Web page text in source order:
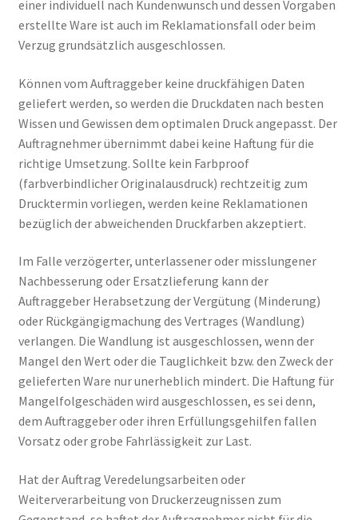
einer individuell nach Kundenwunsch und dessen Vorgaben
erstellte Ware ist auch im Reklamationsfall oder beim
Verzug grundsätzlich ausgeschlossen.
Können vom Auftraggeber keine druckfähigen Daten
geliefert werden, so werden die Druckdaten nach besten
Wissen und Gewissen dem optimalen Druck angepasst. Der
Auftragnehmer übernimmt dabei keine Haftung für die
richtige Umsetzung. Sollte kein Farbproof
(farbverbindlicher Originalausdruck) rechtzeitig zum
Drucktermin vorliegen, werden keine Reklamationen
bezüglich der abweichenden Druckfarben akzeptiert.
Im Falle verzögerter, unterlassener oder misslungener
Nachbesserung oder Ersatzlieferung kann der
Auftraggeber Herabsetzung der Vergütung (Minderung)
oder Rückgängigmachung des Vertrages (Wandlung)
verlangen. Die Wandlung ist ausgeschlossen, wenn der
Mangel den Wert oder die Tauglichkeit bzw. den Zweck der
gelieferten Ware nur unerheblich mindert. Die Haftung für
Mangelfolgeschäden wird ausgeschlossen, es sei denn,
dem Auftraggeber oder ihren Erfüllungsgehilfen fallen
Vorsatz oder grobe Fahrlässigkeit zur Last.
Hat der Auftrag Veredelungsarbeiten oder
Weiterverarbeitung von Druckerzeugnissen zum